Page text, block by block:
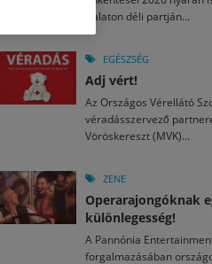
2026. JÚL. 15.
nézők 10 kedvenc filmje 2026
2026. JÚL. 3.
án hozzánk is megérkezik a
2026. JÚL. 28.
Fesztivál 2026
2026. JÚL. 26.
Jazzpiknik
egy mese: 30 napos
2026. MÁJ. 11.
László kapta az Artisjus
Balaton déli partján...
EGÉSZSÉG
Adj vért!
Az Országos Vérellátó
véradásszervező
Vöröskereszt (MVK)...
ZENE
Operarajongóknak
különlegesség!
A Pannónia
forgalmazásában